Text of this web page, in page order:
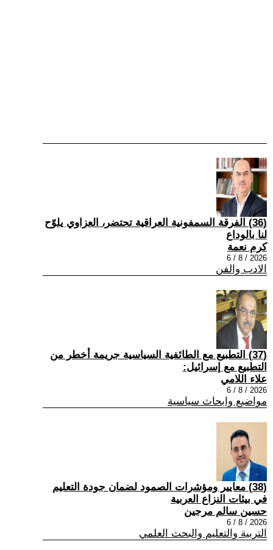
(36) الفرقة السمفونية العراقية تحتضر، العزاوي يلوّح
لنا بالوداع
كرم نعمة
2026 / 8 / 6
الادب والفن
(37) التطبيع مع الطائفية السياسية جريمة أخطر من
التطبيع مع إسرائيل:
علاء اللامي
2026 / 8 / 6
مواضيع وابحاث سياسية
(38) معايير ومؤشرات الصمود لضمان جودة التعليم
في بيئات النزاع العربية
حسين سالم مرجين
2026 / 8 / 6
التربية والتعليم والبحث العلمي